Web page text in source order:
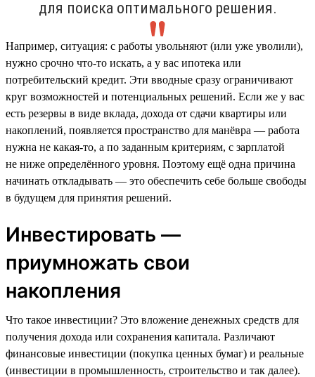
для поиска оптимального решения.
Например, ситуация: с работы увольняют (или уже уволили),
нужно срочно что-то искать, а у вас ипотека или
потребительский кредит. Эти вводные сразу ограничивают
круг возможностей и потенциальных решений. Если же у вас
есть резервы в виде вклада, дохода от сдачи квартиры или
накоплений, появляется пространство для манёвра — работа
нужна не какая-то, а по заданным критериям, с зарплатой
не ниже определённого уровня. Поэтому ещё одна причина
начинать откладывать — это обеспечить себе больше свободы
в будущем для принятия решений.
Инвестировать —
приумножать свои
накопления
Что такое инвестиции? Это вложение денежных средств для
получения дохода или сохранения капитала. Различают
финансовые инвестиции (покупка ценных бумаг) и реальные
(инвестиции в промышленность, строительство и так далее).